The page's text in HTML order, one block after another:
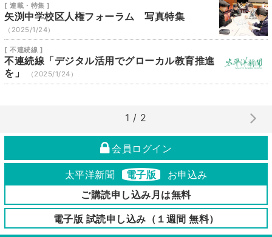
[ 連載・特集 ]
矢渕中学校区人権フォーラム 写真特集
（2025/1/24）
[ 不連続線 ]
不連続線「デジタル活用でグローカル教育推進
を」
（2025/1/24）
1 / 2
会員ログイン
太平洋新聞 電子版
お申込み
ご購読申し込み月は無料
電子版 試読申し込み（１週間 無料）